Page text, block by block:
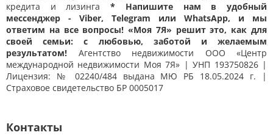
кредита и лизинга* Напишите нам в удобный
мессенджер - Viber, Telegram или WhatsApp, и мы
ответим на все вопросы! «Моя 7Я» решит это, как для
своей семьи: с любовью, заботой и желаемым
результатом! Агентство недвижимости ООО «Центр
международной недвижимости Моя 7Я» | УНП 193750826 |
Лицензия: № 02240/484 выдана МЮ РБ 18.05.2024 г. |
Страховое свидетельство БР 0005017
Контакты